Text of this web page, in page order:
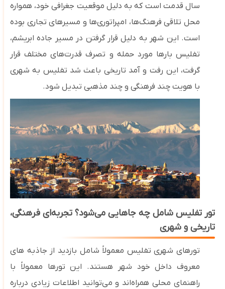
سال قدمت است که به دلیل موقعیت جغرافی خود، همواره
محل تلاقی فرهنگ‌ها، امپراتوری‌ها و مسیرهای تجاری بوده
است. این شهر به دلیلقرار گرفتن در مسیر جاده ابریشم،
تفلیس بارها مورد حمله و تصرف قدرت‌های مختلف قرار
گرفت، این رفت ‌و آمد تاریخی باعث شد تفلیس به شهری
با هویت چند فرهنگی و چند مذهبی تبدیل شود.
تور تفلیس شامل چه جاهایی می‌شود؟ تجربه‌ای فرهنگی،
تاریخی و شهری
تورهای شهری تفلیس معمولاً شامل بازدید از جاذبه ‌های
معروف داخل خود شهر هستند. این تورها معمولاً با
راهنمای محلی همراه‌اند و می‌توانید اطلاعات زیادی درباره